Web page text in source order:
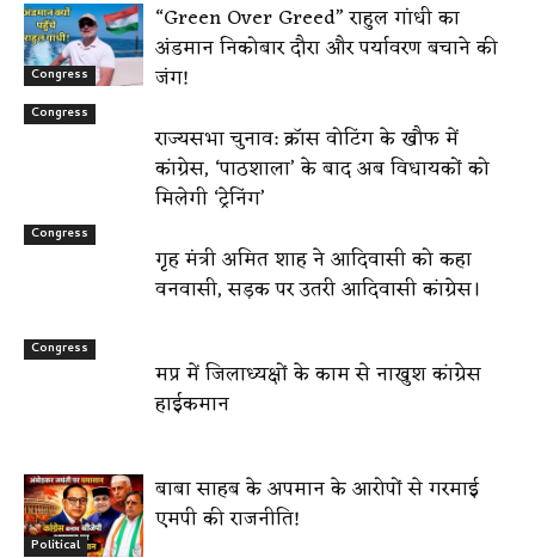
Congress
“Green Over Greed” राहुल गांधी का
अंडमान निकोबार दौरा और पर्यावरण बचाने की
जंग!
Congress
राज्यसभा चुनाव: क्रॉस वोटिंग के खौफ में
कांग्रेस, ‘पाठशाला’ के बाद अब विधायकों को
मिलेगी ‘ट्रेनिंग’
Congress
गृह मंत्री अमित शाह ने आदिवासी को कहा
वनवासी, सड़क पर उतरी आदिवासी कांग्रेस।
Congress
मप्र में जिलाध्यक्षों के काम से नाखुश कांग्रेस
हाईकमान
Political
बाबा साहब के अपमान के आरोपों से गरमाई
एमपी की राजनीति!